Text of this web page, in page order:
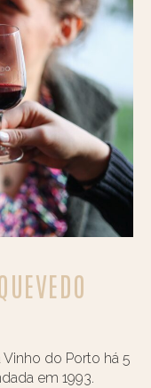
do Porto há 5
em 1993.